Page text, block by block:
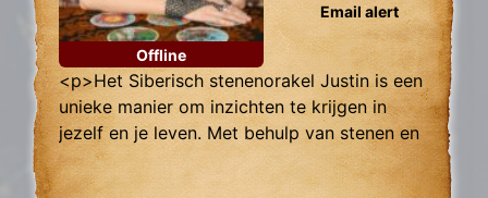
Offline
Email alert
<p>Het Siberisch stenenorakel Justin is een
unieke manier om inzichten te krijgen in
jezelf en je leven. Met behulp van stenen en
de intuïtieve begeleiding van Justin ga je op
een spirituele reis naar de diepte van je ziel.